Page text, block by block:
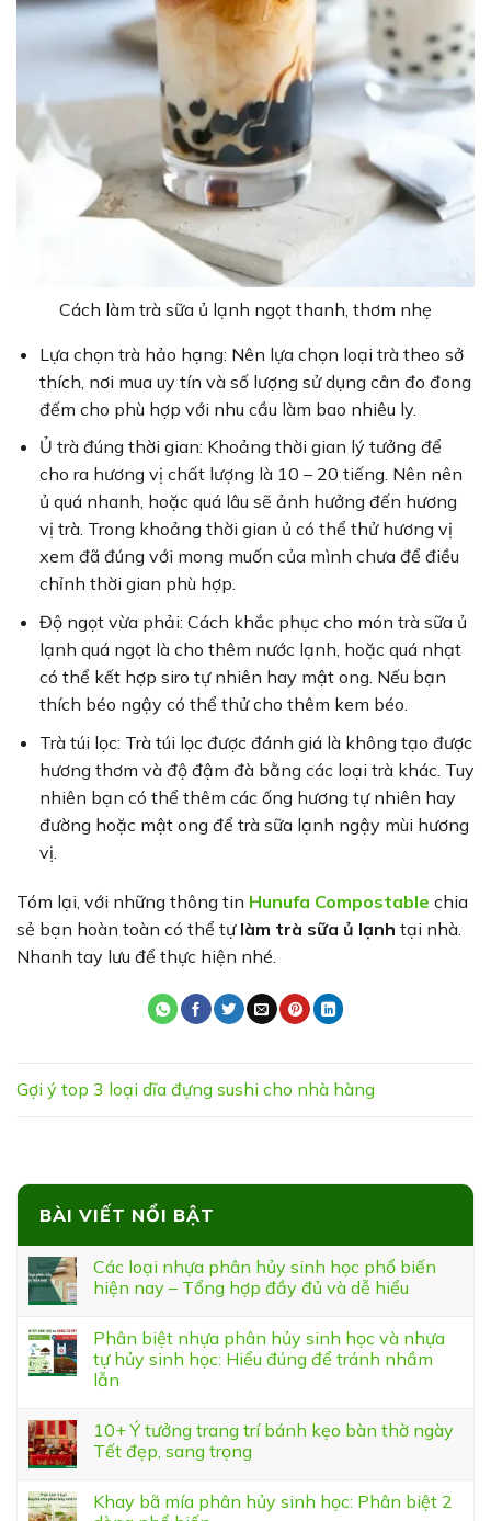
Cách làm trà sữa ủ lạnh ngọt thanh, thơm nhẹ
Lựa chọn trà hảo hạng: Nên lựa chọn loại trà theo sở
thích, nơi mua uy tín và số lượng sử dụng cân đo đong
đếm cho phù hợp với nhu cầu làm bao nhiêu ly.
Ủ trà đúng thời gian: Khoảng thời gian lý tưởng để
cho ra hương vị chất lượng là 10 – 20 tiếng. Nên nên
ủ quá nhanh, hoặc quá lâu sẽ ảnh hưởng đến hương
vị trà. Trong khoảng thời gian ủ có thể thử hương vị
xem đã đúng với mong muốn của mình chưa để điều
chỉnh thời gian phù hợp.
Độ ngọt vừa phải: Cách khắc phục cho món trà sữa ủ
lạnh quá ngọt là cho thêm nước lạnh, hoặc quá nhạt
có thể kết hợp siro tự nhiên hay mật ong. Nếu bạn
thích béo ngậy có thể thử cho thêm kem béo.
Trà túi lọc: Trà túi lọc được đánh giá là không tạo được
hương thơm và độ đậm đà bằng các loại trà khác. Tuy
nhiên bạn có thể thêm các ống hương tự nhiên hay
đường hoặc mật ong để trà sữa lạnh ngậy mùi hương
vị.
Tóm lại, với những thông tin Hunufa Compostable chia
sẻ bạn hoàn toàn có thể tự làm trà sữa ủ lạnh tại nhà.
Nhanh tay lưu để thực hiện nhé.
Gợi ý top 3 loại dĩa đựng sushi cho nhà hàng
BÀI VIẾT NỔI BẬT
Các loại nhựa phân hủy sinh học phổ biến
hiện nay – Tổng hợp đầy đủ và dễ hiểu
Phân biệt nhựa phân hủy sinh học và nhựa
tự hủy sinh học: Hiểu đúng để tránh nhầm
lẫn
10+ Ý tưởng trang trí bánh kẹo bàn thờ ngày
Tết đẹp, sang trọng
Khay bã mía phân hủy sinh học: Phân biệt 2